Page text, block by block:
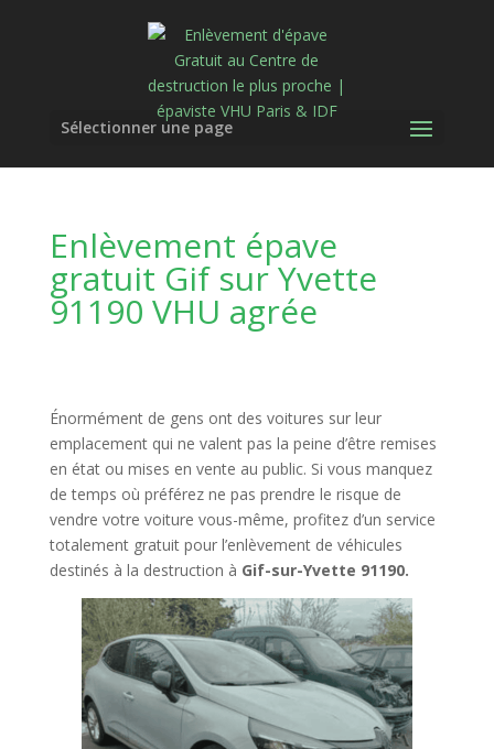
Sélectionner une page
Enlèvement épave
gratuit Gif sur Yvette
91190 VHU agrée
Énormément de gens ont des voitures sur leur
emplacement qui ne valent pas la peine d’être remises
en état ou mises en vente au public. Si vous manquez
de temps où préférez ne pas prendre le risque de
vendre votre voiture vous-même, profitez d’un service
totalement gratuit pour l’enlèvement de véhicules
destinés à la destruction à Gif-sur-Yvette 91190.